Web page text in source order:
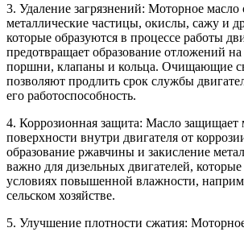
3. Удаление загрязнений: Моторное масло
металлические частицы, окислы, сажу и
которые образуются в процессе работы
предотвращает образование отложений на
поршни, клапаны и кольца. Очищающие
позволяют продлить срок службы
его работоспособность.
4. Коррозионная защита: Масло защищает
поверхности внутри двигателя от
образование ржавчины и закисление
важно для дизельных двигателей,
условиях повышенной влажности,
сельском хозяйстве.
5. Улучшение плотности сжатия: